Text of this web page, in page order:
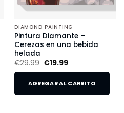
DIAMOND PAINTING
Pintura Diamante –
Cerezas en una bebida
helada
€29.99 €19.99
AGREGAR AL CARRITO